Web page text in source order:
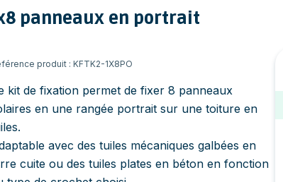
panneaux en portrait
produit : KFTK2-1X8PO
kit de fixation permet de fixer 8 panneaux
en une rangée portrait sur une toiture en
avec des tuiles mécaniques galbées en
cuite ou des tuiles plates en béton en fonction